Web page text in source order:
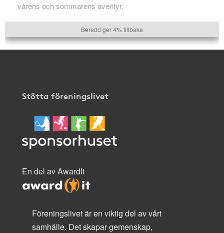
vårens och sommarens äventyr.
Beredd ger 4% tillbaka
Stötta föreningslivet
En del av AwardIt
Föreningslivet är en viktig del av vårt
samhälle. Det skapar gemenskap,